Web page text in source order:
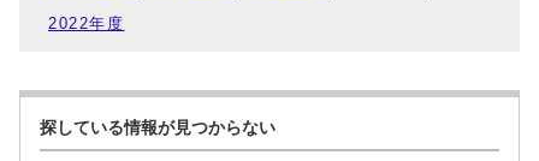
2022年度
探している情報が見つからない